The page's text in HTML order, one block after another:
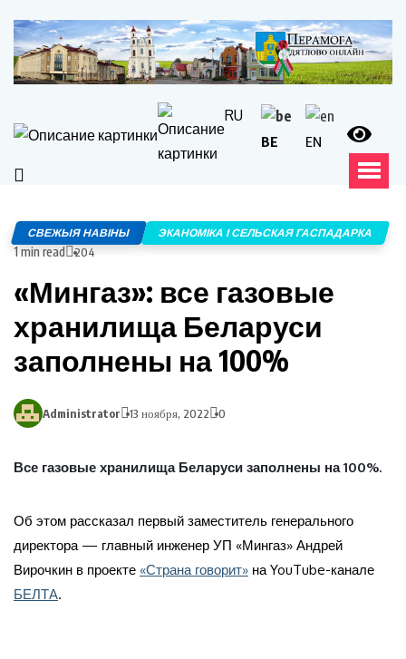
RU
BE EN
СВЕЖЫЯ НАВІНЫ ЭКАНОМІКА І СЕЛЬСКАЯ ГАСПАДАРКА
1 min read 204
«Мингаз»: все газовые
хранилища Беларуси
заполнены на 100%
Administrator 13 ноября, 2022 0
Все газовые хранилища Беларуси заполнены на 100%.
Об этом рассказал первый заместитель генерального
директора — главный инженер УП «Мингаз» Андрей
Вирочкин в проекте «Страна говорит» на YouTube-канале
БЕЛТА.